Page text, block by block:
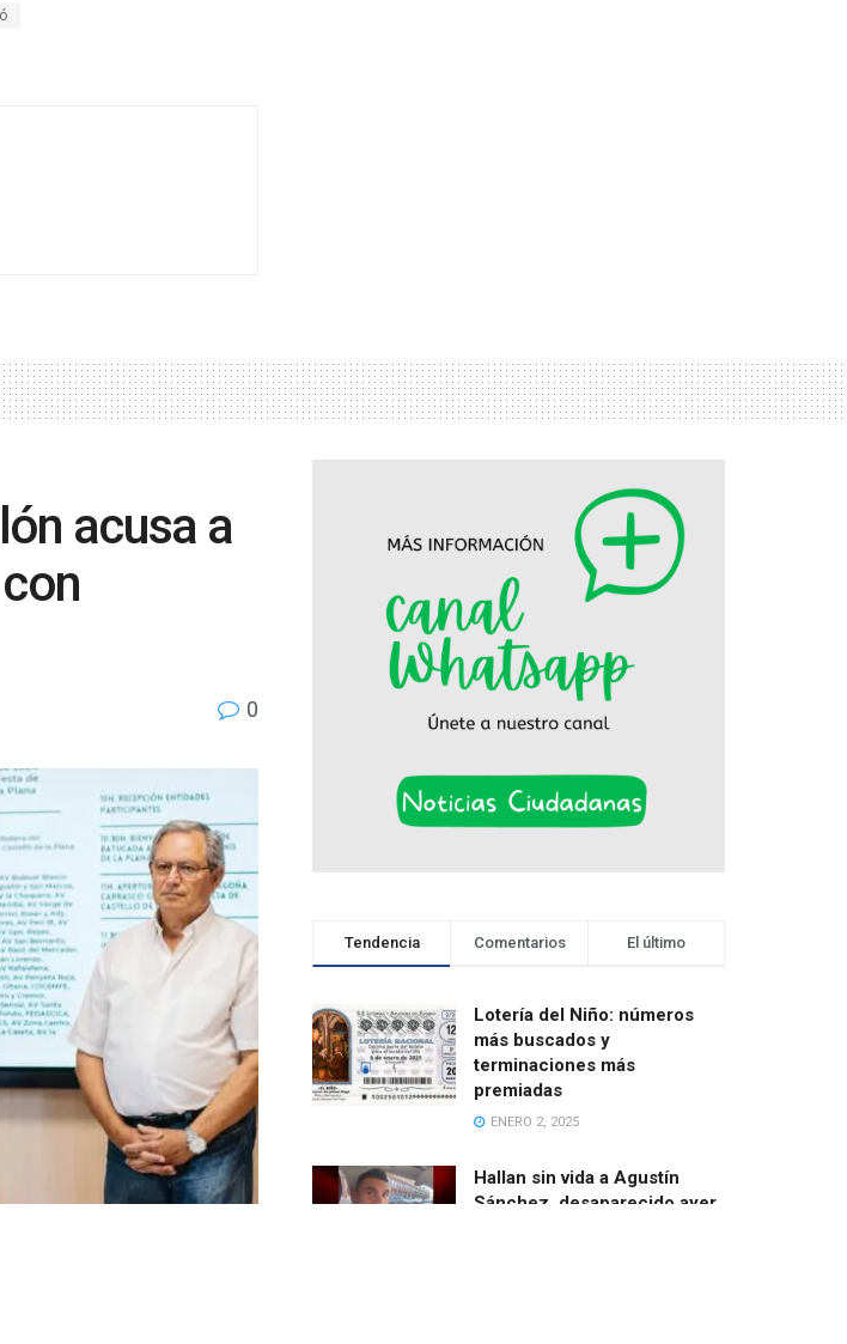
acusa a
0
Tendencia Comentarios El último
Lotería del Niño: números
más buscados y
terminaciones más
premiadas
ENERO 2, 2025
Hallan sin vida a Agustín
Sánchez, desaparecido ayer